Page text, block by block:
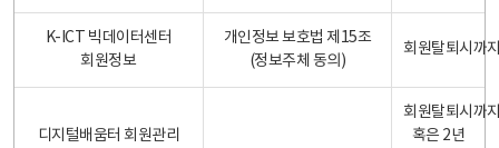
K-ICT 빅데이터센터
회원정보
개인정보 보호법 제15조
(정보주체 동의)
회원탈퇴시까
디지털배움터 회원관리
회원탈퇴시까
혹은 2년